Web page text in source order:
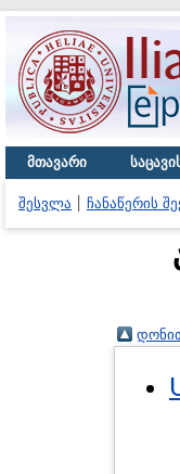
მთავარი
შესვლა ჩანაწერის